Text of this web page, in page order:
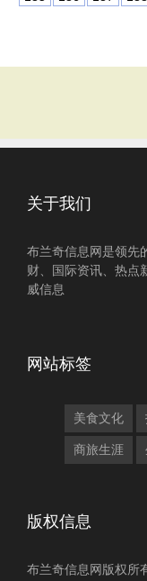
关于我们
布兰奇信息网是领先
财、国际资讯、热点
威信息
网站标签
美食文化
商旅生涯
版权信息
布兰奇信息网版权所